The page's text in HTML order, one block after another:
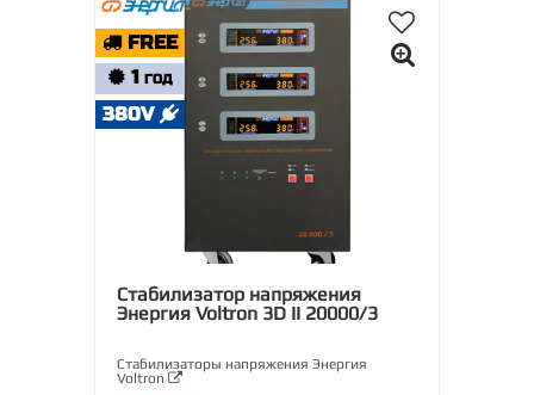
FREE
1 ГОД
380V
Стабилизатор напряжения
Энергия Voltron 3D II 20000/3
Стабилизаторы напряжения Энергия
Voltron